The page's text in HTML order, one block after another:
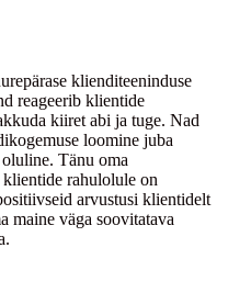
klienditeeninduse
reageerib klientide
kiiret abi ja tuge. Nad
loomine juba
oluline. Tänu oma
rahulolule on
arvustusi klientidelt
maine väga soovitatava